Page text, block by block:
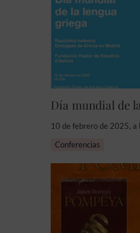
Día mundial de
10 de febrero de 2025, a
Conferencias